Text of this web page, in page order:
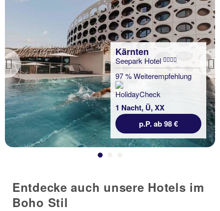
Previous
Kärnten
Seepark Hotel
97 % Weiterempfehlung
1 Nacht, Ü, XX
p.P. ab 98 €
Entdecke auch unsere Hotels im
Boho Stil